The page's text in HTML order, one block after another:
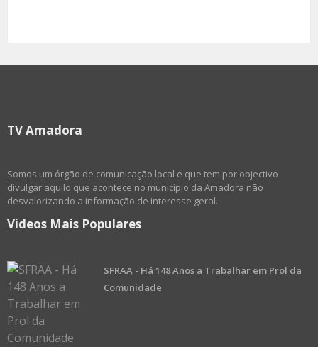
TV Amadora
Somos um órgão de comunicação local e que tem por objectivo
divulgar aquilo que acontece no município da Amadora não
desvalorizando a informação de interesse geral.
Videos Mais Populares
SFRAA - Há 148 Anos a Trabalhar em Prol da
Comunidade